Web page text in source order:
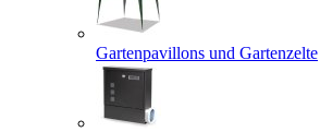
Gartenpavillons und Gartenzelte